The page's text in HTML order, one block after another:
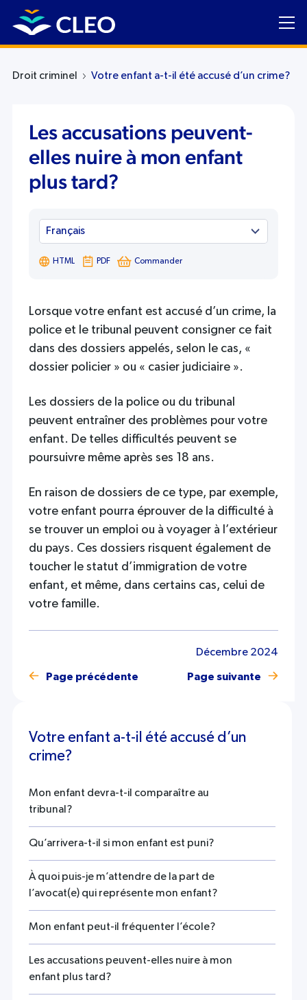
Droit criminel Votre enfant a-t-il été accusé d’un crime?
Les accusations peuvent-
elles nuire à mon enfant
plus tard?
HTML PDF Commander
Lorsque votre enfant est accusé d’un crime, la
police et le tribunal peuvent consigner ce fait
dans des dossiers appelés, selon le cas, «
dossier policier » ou « casier judiciaire ».
Les dossiers de la police ou du tribunal
peuvent entraîner des problèmes pour votre
enfant. De telles difficultés peuvent se
poursuivre même après ses 18 ans.
En raison de dossiers de ce type, par exemple,
votre enfant pourra éprouver de la difficulté à
se trouver un emploi ou à voyager à l’extérieur
du pays. Ces dossiers risquent également de
toucher le statut d’immigration de votre
enfant, et même, dans certains cas, celui de
votre famille.
Décembre 2024
Page précédente Page suivante
Votre enfant a-t-il été accusé d’un
crime?
Mon enfant devra-t-il comparaître au
tribunal?
Qu’arrivera-t-il si mon enfant est puni?
À quoi puis-je m’attendre de la part de
l’avocat(e) qui représente mon enfant?
Mon enfant peut-il fréquenter l’école?
Les accusations peuvent-elles nuire à mon
enfant plus tard?